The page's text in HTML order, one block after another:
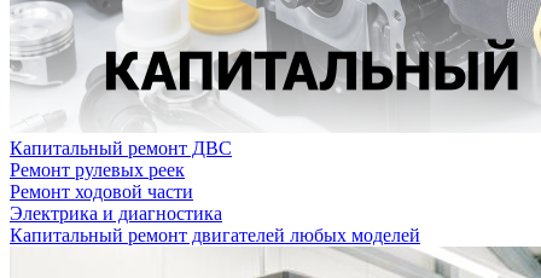
Капитальный ремонт ДВС
Ремонт рулевых реек
Ремонт ходовой части
Электрика и диагностика
Капитальный ремонт двигателей любых моделей